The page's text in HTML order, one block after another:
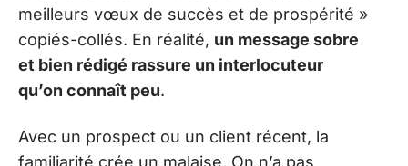
meilleurs vœux de succès et de prospérité »
copiés-collés. En réalité, un message sobre
et bien rédigé rassure un interlocuteur
qu’on connaît peu.
Avec un prospect ou un client récent, la
familiarité crée un malaise. On n’a pas